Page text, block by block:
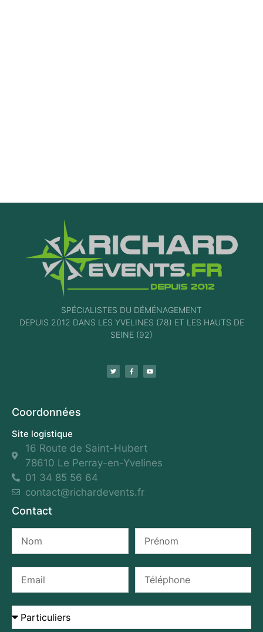
SPÉCIALISTES DU DÉMÉNAGEMENT
DEPUIS 2012 DANS LES YVELINES (78) ET LES HAUTS DE
SEINE (92)
Coordonnées
Site logistique
16 Route de Saint-Hubert
78610 Le Perray-en-Yvelines
01 34 85 56 64
contact@richardevents.fr
Contact